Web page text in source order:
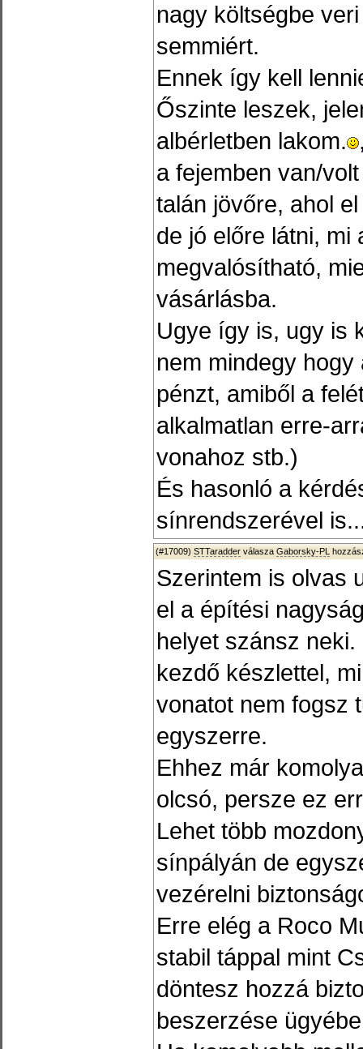
nagy költségbe
semmiért.
Ennek így kell
Őszinte leszek,
albérletben lakom.
a fejemben van/
talán jövőre, ahol
de jó előre látni, mi
megvalósítható,
vásárlásba.
Ugye így is, ugy is
nem mindegy
pénzt, amiből a
alkalmatlan erre-
vonahoz stb.)
És hasonló a
sínrendszerével
(#17009) STTaradder válasza Gaborsky-PL
Szerintem is olvas
el a építési
helyet szánsz
kezdő készlettel,
vonatot nem fogsz
egyszerre.
Ehhez már
olcsó, persze ez
Lehet több
sínpályán de
vezérelni
Erre elég a Roco
stabil táppal mint
döntesz hozzá
beszerzése